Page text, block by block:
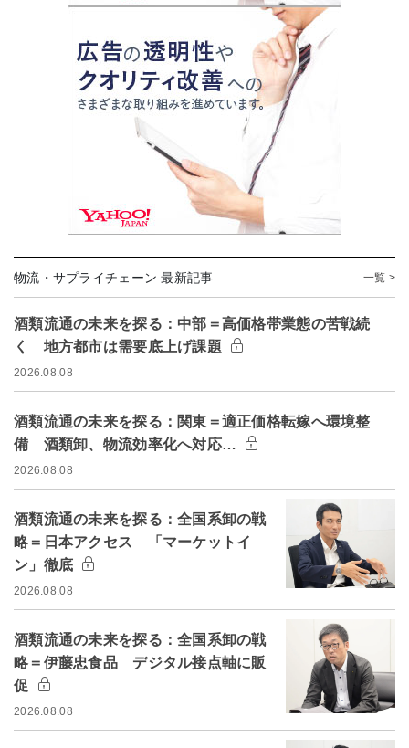
物流・サプライチェーン 最新記事 一覧 >
酒類流通の未来を探る：中部＝高価格帯業態の苦戦続
く 地方都市は需要底上げ課題
2026.08.08
酒類流通の未来を探る：関東＝適正価格転嫁へ環境整
備 酒類卸、物流効率化へ対応…
2026.08.08
酒類流通の未来を探る：全国系卸の戦
略＝日本アクセス 「マーケットイ
ン」徹底
2026.08.08
酒類流通の未来を探る：全国系卸の戦
略＝伊藤忠食品 デジタル接点軸に販
促
2026.08.08